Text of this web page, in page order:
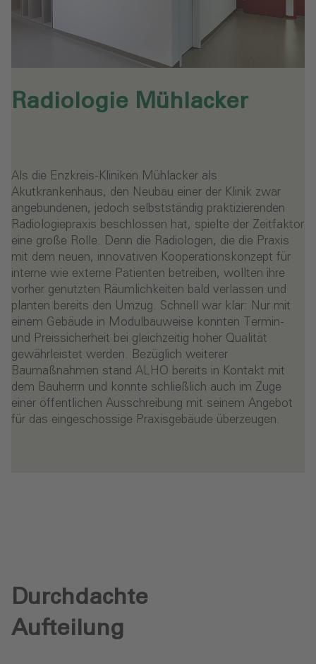
Radiologie Mühlacker‎
Als die Enzkreis-Kliniken Mühlacker als
Akutkrankenhaus, den Neubau einer der Klinik zwar
angebundenen, jedoch selbstständig praktizierenden
Radiologiepraxis beschlossen hat, spielte der Zeitfaktor
eine große Rolle. Denn die Radiologen, die die Praxis
mit dem neuen, innovativen Kooperationskonzept für
interne wie externe Patienten betreiben, wollten ihre
vorher genutzten Räumlichkeiten bald verlassen und
planten bereits den Umzug. Schnell war klar: Nur mit
einem Gebäude in Modulbauweise konnten Termin-
und Preissicherheit bei gleichzeitig hoher Qualität
gewährleistet werden. Bezüglich weiterer
Baumaßnahmen stand ALHO bereits in Kontakt mit
dem Bauherrn und konnte schließlich auch im Zuge
einer öffentlichen Ausschreibung mit seinem Angebot
für das eingeschossige Praxisgebäude überzeugen.
Durchdachte
Aufteilung